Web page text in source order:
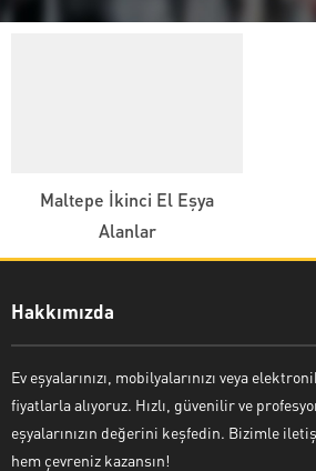
Maltepe İkinci El Eşya
Alanlar
Hakkımızda
Ev eşyalarınızı, mobilyalarınızı veya
fiyatlarla alıyoruz. Hızlı, güvenilir ve
eşyalarınızın değerini keşfedin. Bizimle
hem çevreniz kazansın!
Ayşe Yılmaz